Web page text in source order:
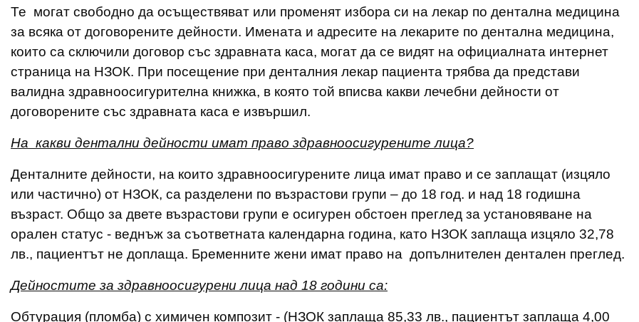
Те могат свободно да осъществяват или променят избора си на лекар по дентална медицина
за всяка от договорените дейности. Имената и адресите на лекарите по дентална медицина,
които са сключили договор със здравната каса, могат да се видят на официалната интернет
страница на НЗОК. При посещение при денталния лекар пациента трябва да представи
валидна здравноосигурителна книжка, в която той вписва какви лечебни дейности от
договорените със здравната каса е извършил.
На какви дентални дейности имат право здравноосигурените лица?
Денталните дейности, на които здравноосигурените лица имат право и се заплащат (изцяло
или частично) от НЗОК, са разделени по възрастови групи – до 18 год. и над 18 годишна
възраст. Общо за двете възрастови групи е осигурен обстоен преглед за установяване на
орален статус - веднъж за съответната календарна година, като НЗОК заплаща изцяло 32,78
лв., пациентът не доплаща. Бременните жени имат право на допълнителен дентален преглед.
Дейностите за здравноосигурени лица над 18 години са:
Обтурация (пломба) с химичен композит - (НЗОК заплаща 85,33 лв., пациентът заплаща 4,00